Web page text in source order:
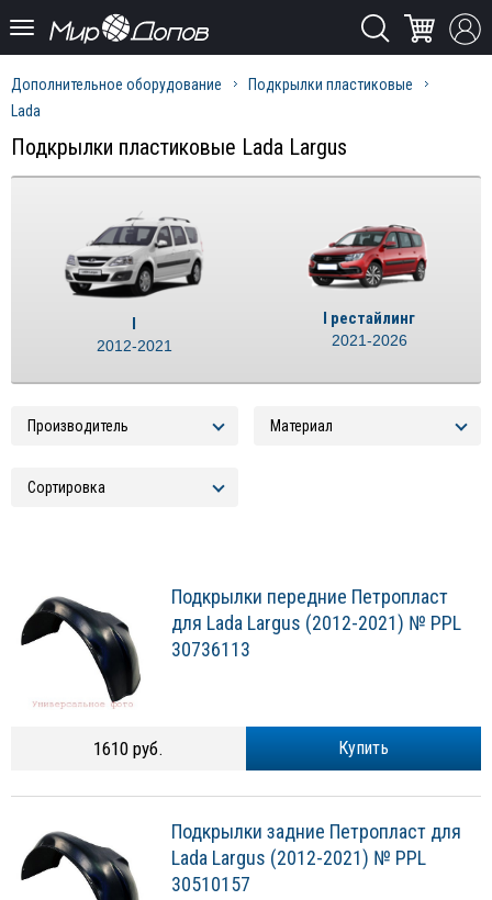
Дополнительное оборудование
Подкрылки пластиковые
Lada
Подкрылки пластиковые Lada Largus
I
2012-2021
I рестайлинг
2021-2026
Подкрылки передние Петропласт
для Lada Largus (2012-2021) № PPL
30736113
Купить
1610 руб.
Подкрылки задние Петропласт для
Lada Largus (2012-2021) № PPL
30510157